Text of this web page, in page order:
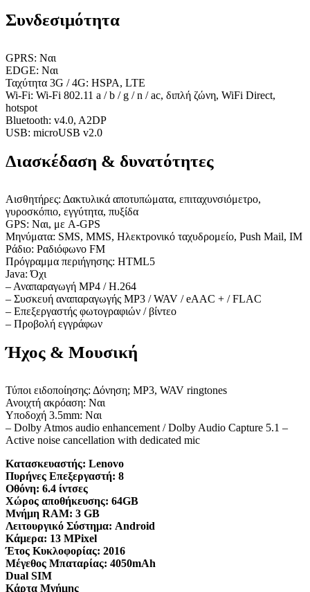
Συνδεσιμότητα
GPRS: Ναι
EDGE: Ναι
Ταχύτητα 3G / 4G: HSPA, LTE
Wi-Fi: Wi-Fi 802.11 a / b / g / n / ac, διπλή ζώνη, WiFi Direct,
hotspot
Bluetooth: v4.0, A2DP
USB: microUSB v2.0
Διασκέδαση & δυνατότητες
Αισθητήρες: Δακτυλικά αποτυπώματα, επιταχυνσιόμετρο,
γυροσκόπιο, εγγύτητα, πυξίδα
GPS: Ναι, με A-GPS
Μηνύματα: SMS, MMS, Ηλεκτρονικό ταχυδρομείο, Push Mail, IM
Ράδιο: Ραδιόφωνο FM
Πρόγραμμα περιήγησης: HTML5
Java: Όχι
– Αναπαραγωγή MP4 / H.264
– Συσκευή αναπαραγωγής MP3 / WAV / eAAC + / FLAC
– Επεξεργαστής φωτογραφιών / βίντεο
– Προβολή εγγράφων
Ήχος & Μουσική
Τύποι ειδοποίησης: Δόνηση; MP3, WAV ringtones
Ανοιχτή ακρόαση: Ναι
Υποδοχή 3.5mm: Ναι
– Dolby Atmos audio enhancement / Dolby Audio Capture 5.1 –
Active noise cancellation with dedicated mic
Κατασκευαστής: Lenovo
Πυρήνες Επεξεργαστή: 8
Οθόνη: 6.4 ίντσες
Χώρος αποθήκευσης: 64GB
Μνήμη RAM: 3 GB
Λειτουργικό Σύστημα: Android
Κάμερα: 13 MPixel
Έτος Κυκλοφορίας: 2016
Μέγεθος Μπαταρίας: 4050mAh
Dual SIM
Κάρτα Μνήμης